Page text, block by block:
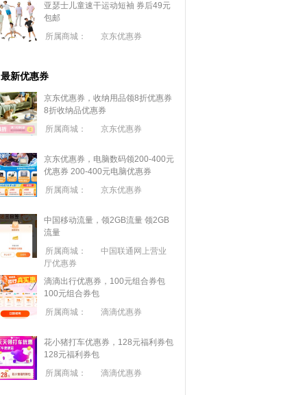
亚瑟士儿童速干运动短袖 券后49元
包邮
所属商城：
京东优惠券
最新优惠券
京东优惠券，收纳用品领8折优惠券
8折收纳品优惠券
所属商城：
京东优惠券
京东优惠券，电脑数码领200-400元
优惠券 200-400元电脑优惠券
所属商城：
京东优惠券
中国移动流量，领2GB流量 领2GB
流量
所属商城：
中国联通网上营业
厅优惠券
滴滴出行优惠券，100元组合券包
100元组合券包
所属商城：
滴滴优惠券
花小猪打车优惠券，128元福利券包
128元福利券包
所属商城：
滴滴优惠券